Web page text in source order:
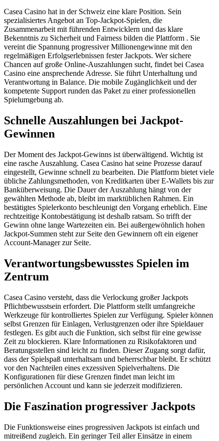
Casea Casino hat in der Schweiz eine klare Position. Sein
spezialisiertes Angebot an Top-Jackpot-Spielen, die
Zusammenarbeit mit führenden Entwicklern und das klare
Bekenntnis zu Sicherheit und Fairness bilden die Plattform . Sie
vereint die Spannung progressiver Millionengewinne mit den
regelmäßigen Erfolgserlebnissen fester Jackpots. Wer sichere
Chancen auf große Online-Auszahlungen sucht, findet bei Casea
Casino eine ansprechende Adresse. Sie führt Unterhaltung und
Verantwortung in Balance. Die mobile Zugänglichkeit und der
kompetente Support runden das Paket zu einer professionellen
Spielumgebung ab.
Schnelle Auszahlungen bei Jackpot-
Gewinnen
Der Moment des Jackpot-Gewinns ist überwältigend. Wichtig ist
eine rasche Auszahlung. Casea Casino hat seine Prozesse darauf
eingestellt, Gewinne schnell zu bearbeiten. Die Plattform bietet viele
übliche Zahlungsmethoden, von Kreditkarten über E-Wallets bis zur
Banküberweisung. Die Dauer der Auszahlung hängt von der
gewählten Methode ab, bleibt im marktüblichen Rahmen. Ein
bestätigtes Spielerkonto beschleunigt den Vorgang erheblich. Eine
rechtzeitige Kontobestätigung ist deshalb ratsam. So trifft der
Gewinn ohne lange Wartezeiten ein. Bei außergewöhnlich hohen
Jackpot-Summen steht zur Seite den Gewinnern oft ein eigener
Account-Manager zur Seite.
Verantwortungsbewusstes Spielen im
Zentrum
Casea Casino versteht, dass die Verlockung großer Jackpots
Pflichtbewusstsein erfordert. Die Plattform stellt umfangreiche
Werkzeuge für kontrolliertes Spielen zur Verfügung. Spieler können
selbst Grenzen für Einlagen, Verlustgrenzen oder ihre Spieldauer
festlegen. Es gibt auch die Funktion, sich selbst für eine gewisse
Zeit zu blockieren. Klare Informationen zu Risikofaktoren und
Beratungsstellen sind leicht zu finden. Dieser Zugang sorgt dafür,
dass der Spielspaß unterhaltsam und beherrschbar bleibt. Er schützt
vor den Nachteilen eines exzessiven Spielverhaltens. Die
Konfigurationen für diese Grenzen findet man leicht im
persönlichen Account und kann sie jederzeit modifizieren.
Die Faszination progressiver Jackpots
Die Funktionsweise eines progressiven Jackpots ist einfach und
mitreißend zugleich. Ein geringer Teil aller Einsätze in einem